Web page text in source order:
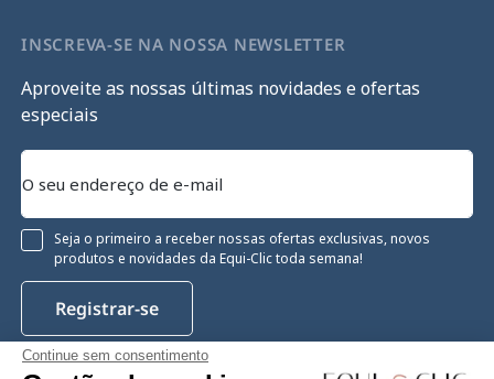
Continue sem consentimento
INSCREVA-SE NA NOSSA NEWSLETTER
Aproveite as nossas últimas novidades e ofertas
especiais
Seja o primeiro a receber nossas ofertas exclusivas, novos
produtos e novidades da Equi-Clic toda semana!
Registrar-se